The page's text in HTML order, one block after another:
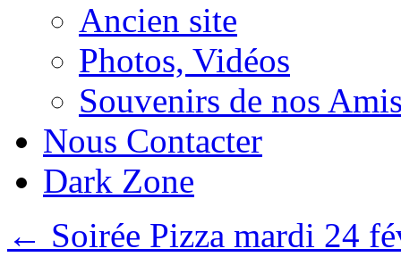
Ancien site
Photos, Vidéos
Souvenirs de nos
Nous Contacter
Dark Zone
← Soirée Pizza mardi 24